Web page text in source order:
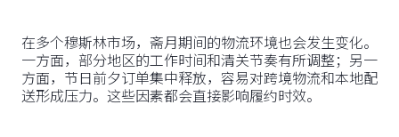
在多个穆斯林市场，斋月期间的物流环境也会发生变化。
一方面，部分地区的工作时间和清关节奏有所调整；另一
方面，节日前夕订单集中释放，容易对跨境物流和本地配
送形成压力。这些因素都会直接影响履约时效。